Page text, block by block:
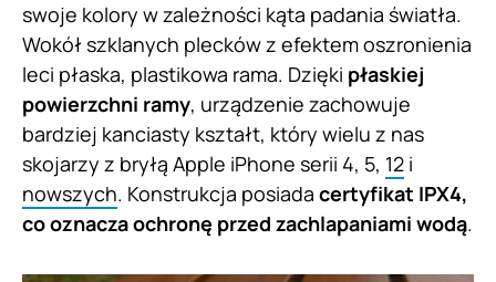
swoje kolory w zależności kąta padania światła.
Wokół szklanych plecków z efektem oszronienia
leci płaska, plastikowa rama. Dzięki płaskiej
powierzchni ramy, urządzenie zachowuje
bardziej kanciasty kształt, który wielu z nas
skojarzy z bryłą Apple iPhone serii 4, 5, 12 i
nowszych. Konstrukcja posiada certyfikat IPX4,
co oznacza ochronę przed zachlapaniami wodą.